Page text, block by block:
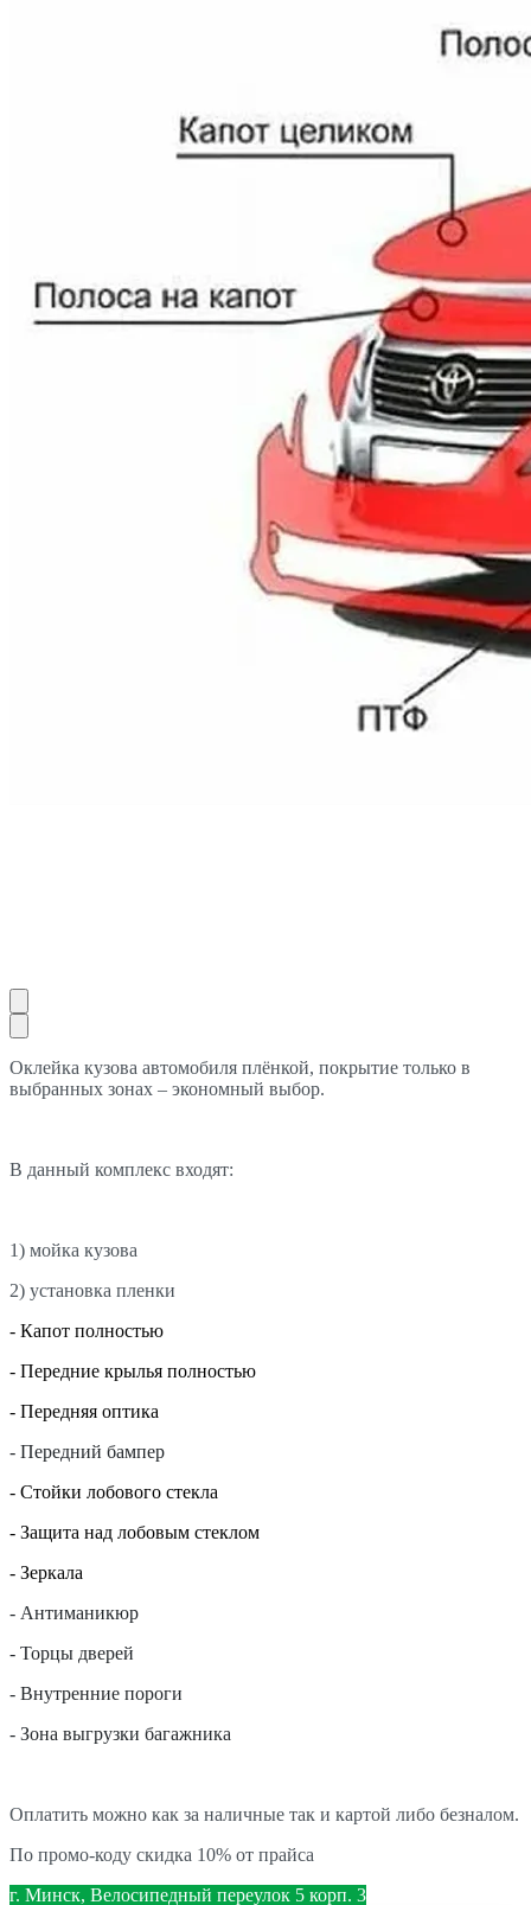
Оклейка кузова автомобиля плёнкой, покрытие только в
выбранных зонах – экономный выбор.
В данный комплекс входят:
1) мойка кузова
2) установка пленки
- Капот полностью
- Передние крылья полностью
- Передняя оптика
- Передний бампер
- Стойки лобового стекла
- Защита над лобовым стеклом
- Зеркала
- Антиманикюр
- Торцы дверей
- Внутренние пороги
- Зона выгрузки багажника
Оплатить можно как за наличные так и картой либо безналом.
По промо-коду скидка 10% от прайса
г. Минск, Велосипедный переулок 5 корп. 3